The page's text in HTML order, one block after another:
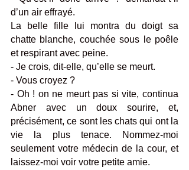
d’un air effrayé.
La belle fille lui montra du doigt sa
chatte blanche, couchée sous le poêle
et respirant avec peine.
- Je crois, dit-elle, qu’elle se meurt.
- Vous croyez ?
- Oh ! on ne meurt pas si vite, continua
Abner avec un doux sourire, et,
précisément, ce sont les chats qui ont la
vie la plus tenace. Nommez-moi
seulement votre médecin de la cour, et
laissez-moi voir votre petite amie.